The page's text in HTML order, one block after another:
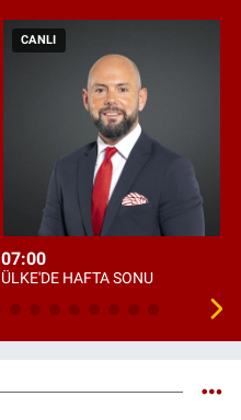
CANLI
07:00
ÜLKE'DE HAFTA SONU